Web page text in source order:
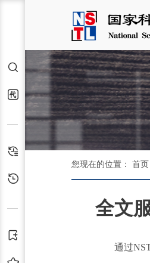
检索
代查代借
检索历史
您现在的位置： 首页
全文
通过